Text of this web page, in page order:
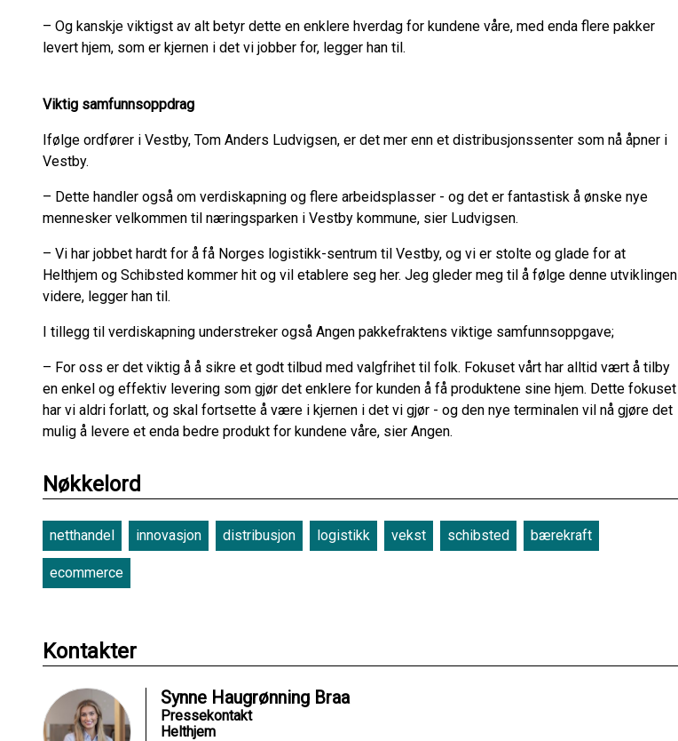
– Og kanskje viktigst av alt betyr dette en enklere hverdag for kundene våre, med enda flere pakker
levert hjem, som er kjernen i det vi jobber for, legger han til.
Viktig samfunnsoppdrag
Ifølge ordfører i Vestby, Tom Anders Ludvigsen, er det mer enn et distribusjonssenter som nå åpner i
Vestby.
– Dette handler også om verdiskapning og flere arbeidsplasser - og det er fantastisk å ønske nye
mennesker velkommen til næringsparken i Vestby kommune, sier Ludvigsen.
– Vi har jobbet hardt for å få Norges logistikk-sentrum til Vestby, og vi er stolte og glade for at
Helthjem og Schibsted kommer hit og vil etablere seg her. Jeg gleder meg til å følge denne utviklingen
videre, legger han til.
I tillegg til verdiskapning understreker også Angen pakkefraktens viktige samfunnsoppgave;
– For oss er det viktig å å sikre et godt tilbud med valgfrihet til folk. Fokuset vårt har alltid vært å tilby
en enkel og effektiv levering som gjør det enklere for kunden å få produktene sine hjem. Dette fokuset
har vi aldri forlatt, og skal fortsette å være i kjernen i det vi gjør - og den nye terminalen vil nå gjøre det
mulig å levere et enda bedre produkt for kundene våre, sier Angen.
Nøkkelord
netthandel innovasjon distribusjon logistikk vekst schibsted bærekraft
ecommerce
Kontakter
Synne Haugrønning Braa
Pressekontakt
Helthjem